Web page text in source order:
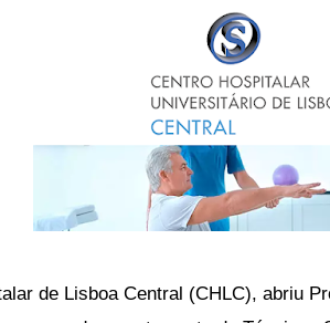
de Lisboa Central (CHLC), abriu